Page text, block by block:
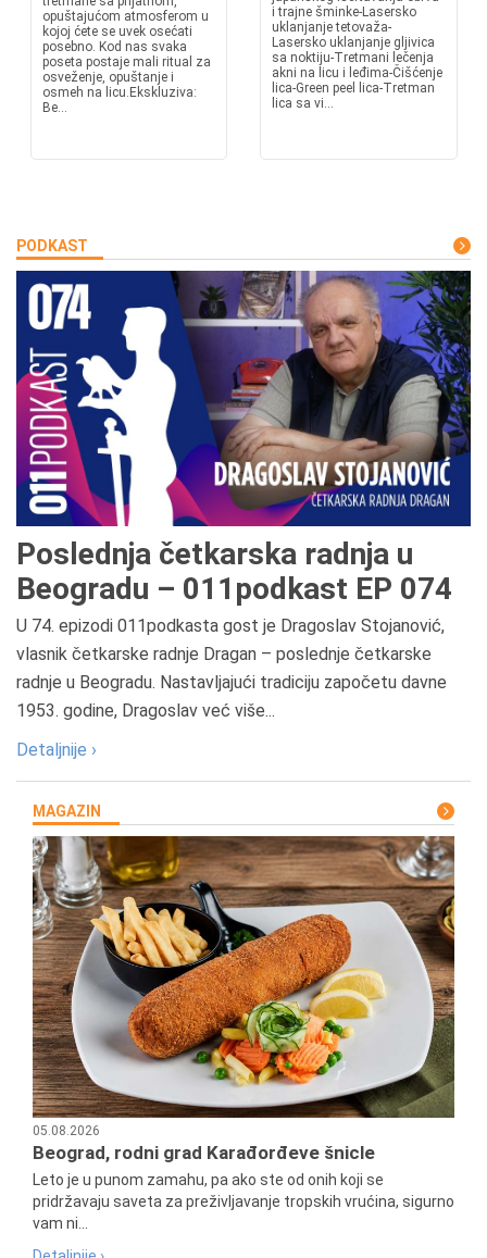
opuštajućom atmosferom u
kojoj ćete se uvek osećati
posebno. Kod nas svaka
poseta postaje mali ritual za
osveženje, opuštanje i
osmeh na licu.Ekskluziva:
Be...
i trajne šminke-Lasersko
uklanjanje tetovaža-
Lasersko uklanjanje gljivica
sa noktiju-Tretmani lečenja
akni na licu i leđima-Čišćenje
lica-Green peel lica-Tretman
lica sa vi...
PODKAST
Poslednja četkarska radnja u
Beogradu – 011podkast EP 074
U 74. epizodi 011podkasta gost je Dragoslav Stojanović,
vlasnik četkarske radnje Dragan – poslednje četkarske
radnje u Beogradu. Nastavljajući tradiciju započetu davne
1953. godine, Dragoslav već više...
Detaljnije ›
MAGAZIN
05.08.2026
Beograd, rodni grad Karađorđeve šnicle
Leto je u punom zamahu, pa ako ste od onih koji se
pridržavaju saveta za preživljavanje tropskih vrućina, sigurno
vam ni...